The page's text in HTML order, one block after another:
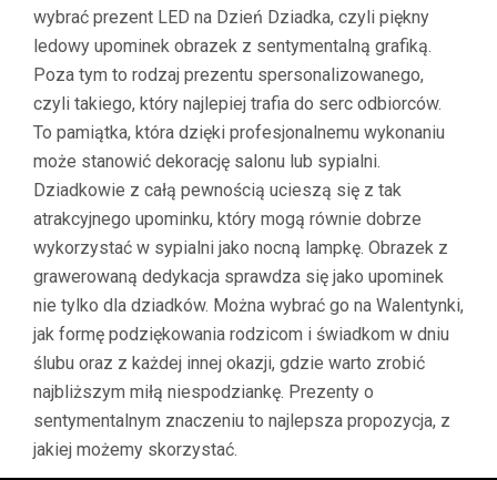
wybrać prezent LED na Dzień Dziadka, czyli piękny
ledowy upominek obrazek z sentymentalną grafiką.
Poza tym to rodzaj prezentu spersonalizowanego,
czyli takiego, który najlepiej trafia do serc odbiorców.
To pamiątka, która dzięki profesjonalnemu wykonaniu
może stanowić dekorację salonu lub sypialni.
Dziadkowie z całą pewnością ucieszą się z tak
atrakcyjnego upominku, który mogą równie dobrze
wykorzystać w sypialni jako nocną lampkę. Obrazek z
grawerowaną dedykacja sprawdza się jako upominek
nie tylko dla dziadków. Można wybrać go na Walentynki,
jak formę podziękowania rodzicom i świadkom w dniu
ślubu oraz z każdej innej okazji, gdzie warto zrobić
najbliższym miłą niespodziankę. Prezenty o
sentymentalnym znaczeniu to najlepsza propozycja, z
jakiej możemy skorzystać.